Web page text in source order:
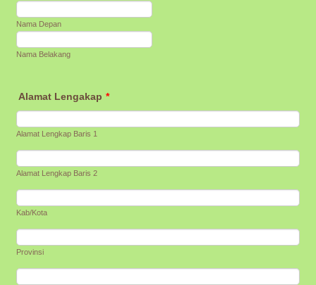
Nama Depan
Nama Belakang
Alamat Lengakap *
Alamat Lengkap Baris 1
Alamat Lengkap Baris 2
Kab/Kota
Provinsi